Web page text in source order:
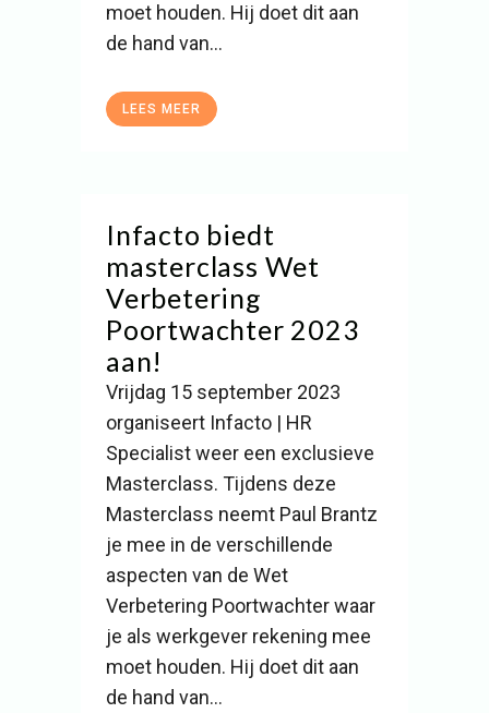
moet houden. Hij doet dit aan
de hand van...
LEES MEER
Infacto biedt
masterclass Wet
Verbetering
Poortwachter 2023
aan!
Vrijdag 15 september 2023
organiseert Infacto | HR
Specialist weer een exclusieve
Masterclass. Tijdens deze
Masterclass neemt Paul Brantz
je mee in de verschillende
aspecten van de Wet
Verbetering Poortwachter waar
je als werkgever rekening mee
moet houden. Hij doet dit aan
de hand van...